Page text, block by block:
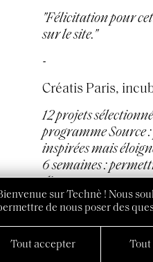
"Félicitation pour
sur le site."
-
Créatis Paris,
12 projets
programme Source
inspirées mais
6 semaines :
sur Technè ! Nous
de nous poser des
Tout accepter Tout